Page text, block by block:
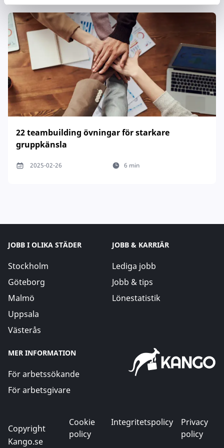
22 teambuilding övningar för starkare
gruppkänsla
2025-02-26 6 min
JOBB I OLIKA STÄDER
Stockholm
Göteborg
Malmö
Uppsala
Västerås
JOBB & KARRIÄR
Lediga jobb
Jobb & tips
Lönestatistik
MER INFORMATION
För arbetssökande
För arbetsgivare
Copyright
Kango.se
Cookie
policy
Integritetspolicy
Privacy
policy